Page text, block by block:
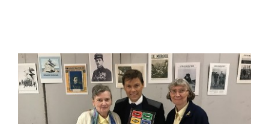
Vidéothèque
Contact